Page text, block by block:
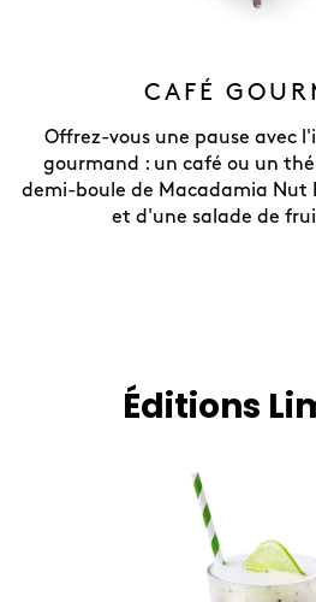
CAFÉ
Offrez-vous une pause avec
gourmand : un café ou un
demi-boule de Macadamia Nut
et d'une salade de
Éditions